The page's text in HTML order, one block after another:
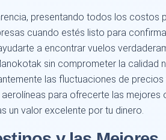
presentando todos los costos
cuando estés listo para
a encontrar vuelos
sin comprometer la calidad
las fluctuaciones de precios
para ofrecerte las mejores
un valor excelente por tu dinero.